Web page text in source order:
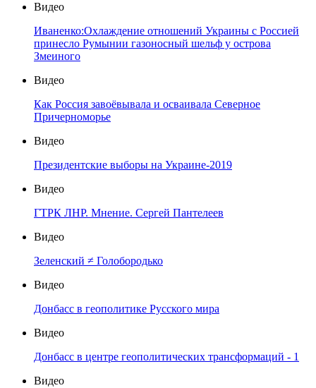
Видео
Иваненко:Охлаждение отношений Украины с Россией
принесло Румынии газоносный шельф у острова
Змеиного
Видео
Как Россия завоёвывала и осваивала Северное
Причерноморье
Видео
Президентские выборы на Украине-2019
Видео
ГТРК ЛНР. Мнение. Сергей Пантелеев
Видео
Зеленский ≠ Голобородько
Видео
Донбасс в геополитике Русского мира
Видео
Донбасс в центре геополитических трансформаций - 1
Видео